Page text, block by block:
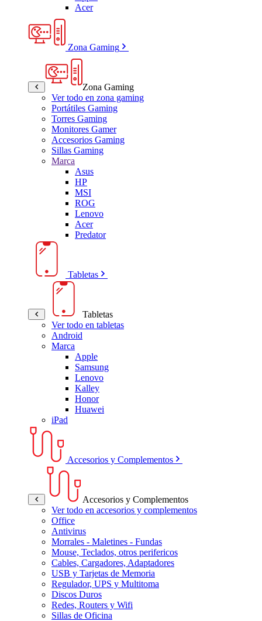
Acer
Zona Gaming
Zona Gaming
Ver todo en zona gaming
Portátiles Gaming
Torres Gaming
Monitores Gamer
Accesorios Gaming
Sillas Gaming
Marca
Asus
HP
MSI
ROG
Lenovo
Acer
Predator
Tabletas
Tabletas
Ver todo en tabletas
Android
Marca
Apple
Samsung
Lenovo
Kalley
Honor
Huawei
iPad
Accesorios y Complementos
Accesorios y Complementos
Ver todo en accesorios y complementos
Office
Antivirus
Morrales - Maletines - Fundas
Mouse, Teclados, otros perifericos
Cables, Cargadores, Adaptadores
USB y Tarjetas de Memoria
Regulador, UPS y Multitoma
Discos Duros
Redes, Routers y Wifi
Sillas de Oficina